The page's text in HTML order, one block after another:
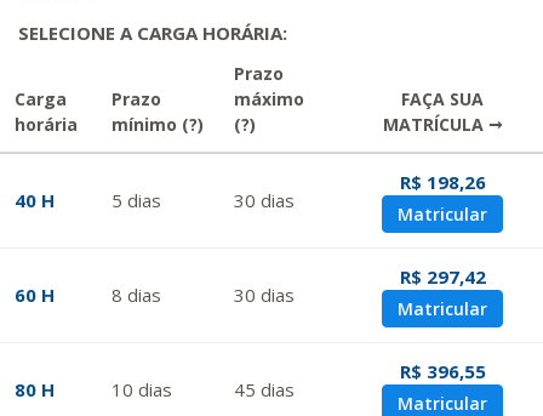
SELECIONE A CARGA HORÁRIA:
Carga
horária
Prazo
mínimo (?)
Prazo
máximo
(?)
FAÇA SUA
MATRÍCULA →
40 H 5 dias 30 dias
R$ 198,26
Matricular
60 H 8 dias 30 dias
R$ 297,42
Matricular
80 H 10 dias 45 dias
R$ 396,55
Matricular